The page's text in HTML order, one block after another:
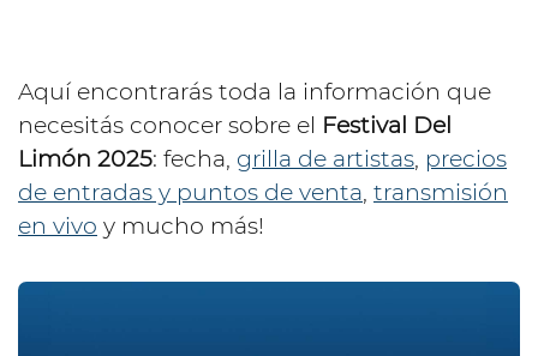
Aquí encontrarás toda la información que
necesitás conocer sobre el Festival Del
Limón 2025: fecha, grilla de artistas, precios
de entradas y puntos de venta, transmisión
en vivo y mucho más!